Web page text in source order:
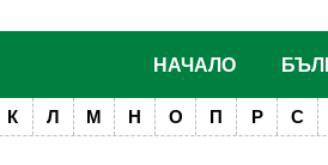
НАЧАЛО
К Л М Н О П Р С